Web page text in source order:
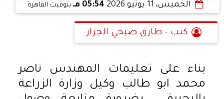
الخميس، 11 يونيو 2026 05:54 مـ بتوقيت القاهرة
كتب - طارق صبحي الجزار
بناء على تعليمات المهندس ناصر
محمد ابو طالب وكيل وزارة الزراعة